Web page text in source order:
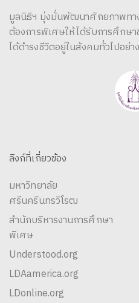
มูลนิธิฯ มุ่งมั่นพัฒนาศักยภาพทา
ต้องการพิเศษให้ได้รับการศึกษ
ได้ดำรงชีวิตอยู่ในสังคมทั่วไปอย่
ลิงก์ที่เกี่ยวข้อง
มหาวิทยาลัย
ศรีนครินทรวิโรฒ
สำนักบริหารงานการศึกษา
พิเศษ
Understood.org
LDAamerica.org
LDonline.org